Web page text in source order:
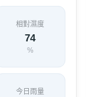
相對濕度
74
%
今日雨量